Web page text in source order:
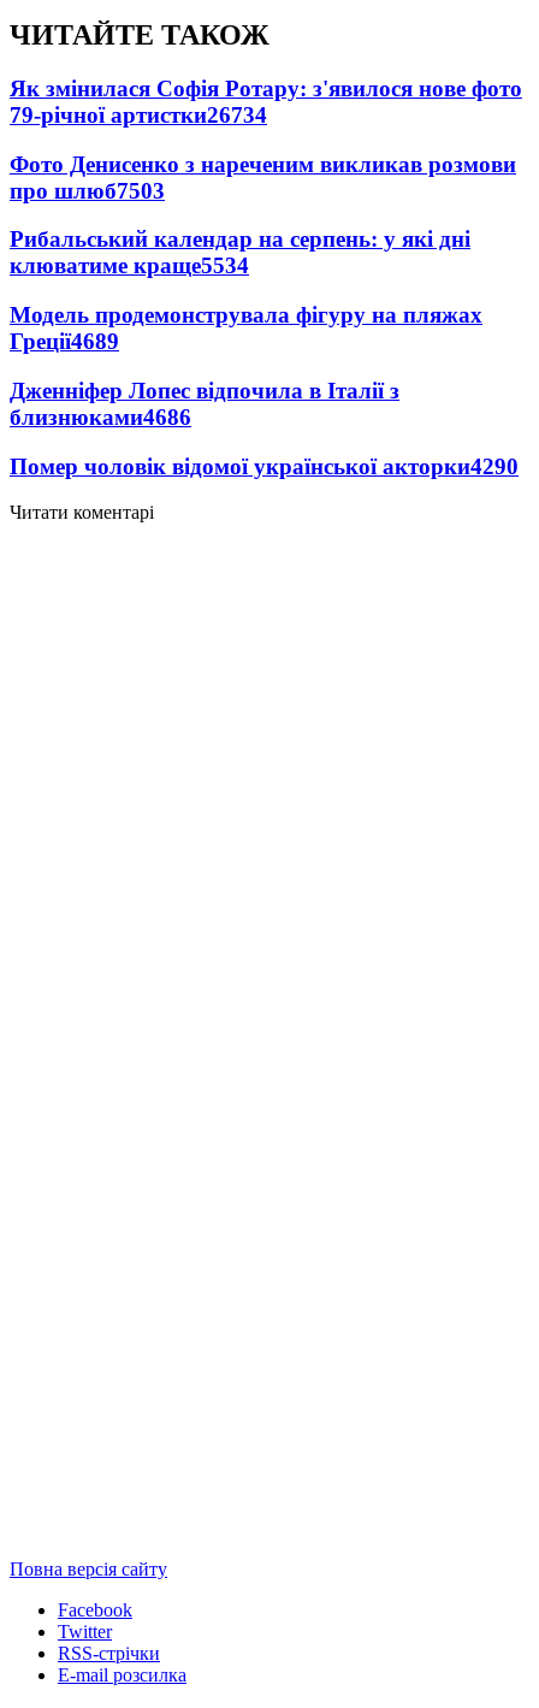
ЧИТАЙТЕ ТАКОЖ
Як змінилася Софія Ротару: з'явилося нове фото
79-річної артистки26734
Фото Денисенко з нареченим викликав розмови
про шлюб7503
Рибальський календар на серпень: у які дні
клюватиме краще5534
Модель продемонструвала фігуру на пляжах
Греції4689
Дженніфер Лопес відпочила в Італії з
близнюками4686
Помер чоловік відомої української акторки4290
Читати коментарі
Повна версія сайту
Facebook
Twitter
RSS-стрічки
E-mail розсилка